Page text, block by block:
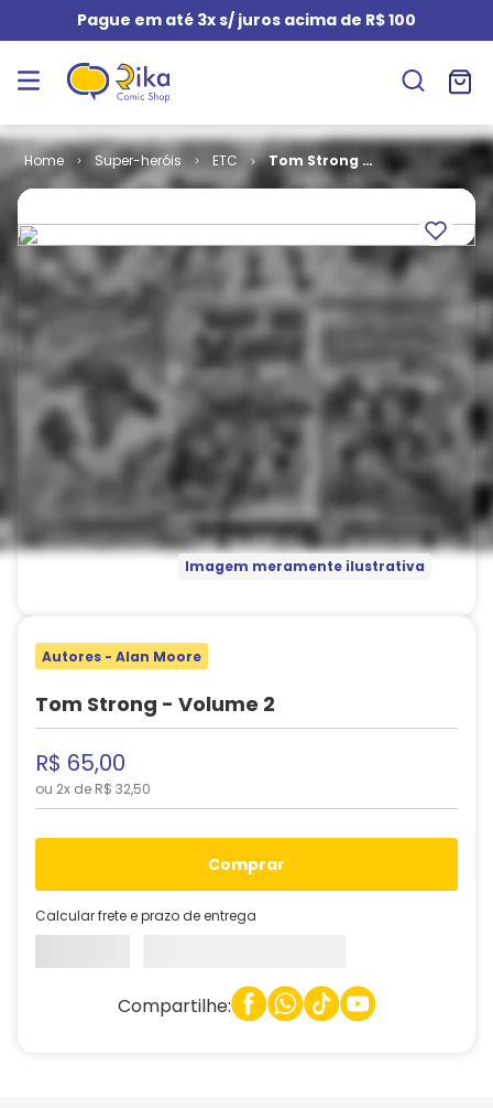
Pague em até 3x s/ juros acima de R$ 100
Super-heróis ETC
Tom Strong -
Volume 2
Imagem meramente ilustrativa
Autores - Alan Moore
Tom Strong - Volume 2
R$ 65,00
ou 2x de R$ 32,50
comprar
Calcular frete e prazo de entrega
Compartilhe: